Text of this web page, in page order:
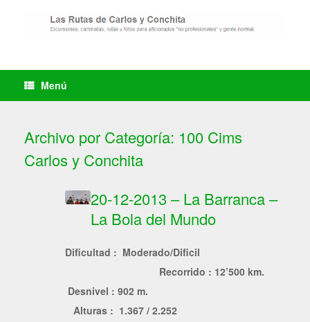
Menú
Archivo por Categoría: 100 Cims
Carlos y Conchita
20-12-2013 – La Barranca –
La Bola del Mundo
Dificultad : Moderado/Dificil
Recorrido : 12’500 km.
Desnivel : 902 m.
Alturas : 1.367 / 2.252